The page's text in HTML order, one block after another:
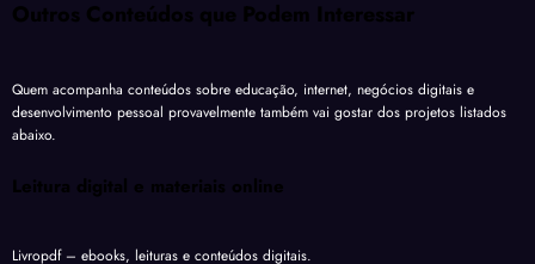
Outros Conteúdos que Podem Interessar
Quem acompanha conteúdos sobre educação, internet, negócios digitais e
desenvolvimento pessoal provavelmente também vai gostar dos projetos listados
abaixo.
Leitura digital e materiais online
Livropdf– ebooks, leituras e conteúdos digitais.